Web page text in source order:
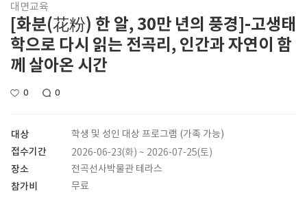
대면교육
[화분(花粉) 한 알, 30만 년의 풍경]-고생태
학으로 다시 읽는 전곡리, 인간과 자연이 함
께 살아온 시간
0 0
대상 학생 및 성인 대상 프로그램 (가족 가능)
접수기간 2026-06-23(화) ~ 2026-07-25(토)
장소 전곡선사박물관 테라스
참가비 무료